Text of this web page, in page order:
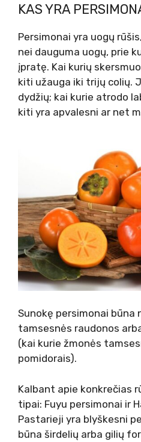
KAS YRA
Persimonai yra uogų
nei dauguma uogų, prie
įpratę. Kai kurių
kiti užauga iki trijų colių.
dydžių; kai kurie atrodo
kiti yra apvalesni ar net
Sunokę persimonai būna
tamsesnės raudonos
(kai kurie žmonės
pomidorais).
Kalbant apie konkrečias
tipai: Fuyu persimonai ir
Pastarieji yra blyškesni
būna širdelių arba gilių